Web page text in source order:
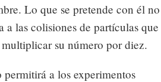
Lo que se pretende con él no
a las colisiones de partículas que
su número por diez.
a los experimentos